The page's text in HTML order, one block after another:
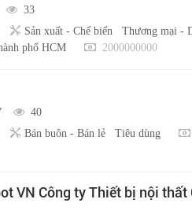
33
Sản xuất - Chế biến Thương mại -
phố HCM 2000000000
40
Bán buôn - Bán lẻ Tiêu dùng
VN Công ty Thiết bị nội thất